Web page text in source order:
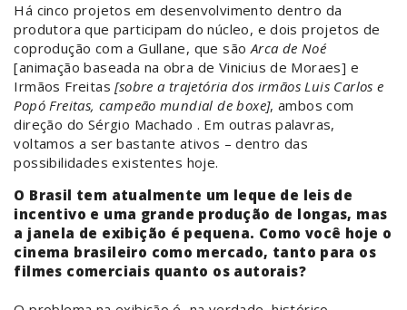
Há cinco projetos em desenvolvimento dentro da
produtora que participam do núcleo, e dois projetos de
coprodução com a Gullane, que sãoArca de Noé
[animação baseada na obra de Vinicius de Moraes] e
Irmãos Freitas [sobre a trajetória dos irmãos Luis Carlos e
Popó Freitas, campeão mundial de boxe], ambos com
direção do Sérgio Machado . Em outras palavras,
voltamos a ser bastante ativos – dentro das
possibilidades existentes hoje.
O Brasil tem atualmente um leque de leis de
incentivo e uma grande produção de longas, mas
a janela de exibição é pequena. Como você hoje o
cinema brasileiro como mercado, tanto para os
filmes comerciais quanto os autorais?